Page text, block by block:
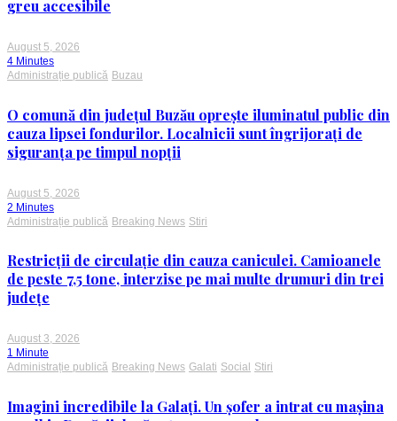
greu accesibile
August 5, 2026
4 Minutes
Administrație publică Buzau
O comună din județul Buzău oprește iluminatul public din
cauza lipsei fondurilor. Localnicii sunt îngrijorați de
siguranța pe timpul nopții
August 5, 2026
2 Minutes
Administrație publică Breaking News Stiri
Restricții de circulație din cauza caniculei. Camioanele
de peste 7,5 tone, interzise pe mai multe drumuri din trei
județe
August 3, 2026
1 Minute
Administrație publică Breaking News Galati Social Stiri
Imagini incredibile la Galați. Un șofer a intrat cu mașina